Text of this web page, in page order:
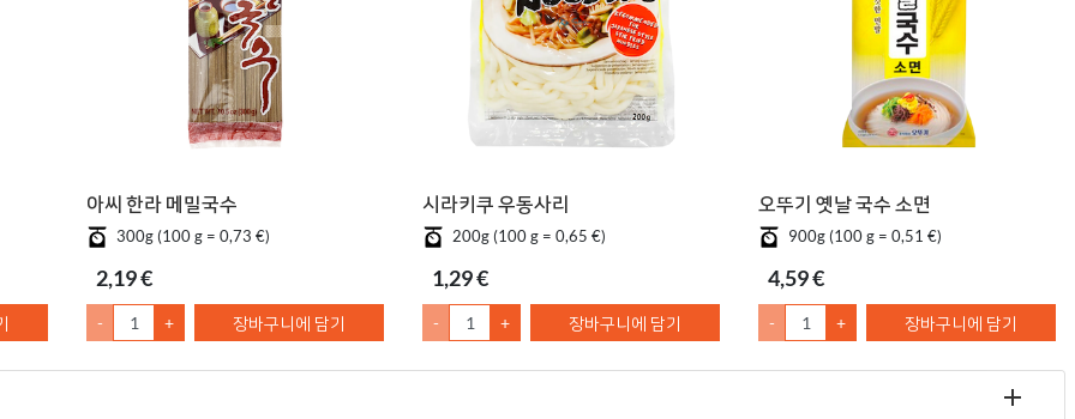
아씨 한라 메밀국수
300g (100 g = 0,73 €)
2,19 €
- + 장바구니에 담기
시라키쿠 우동사리
200g (100 g = 0,65 €)
1,29 €
- + 장바구니에 담기
오뚜기 옛날 국수 소면
900g (100 g = 0,51 €)
4,59 €
- + 장바구니에 담기